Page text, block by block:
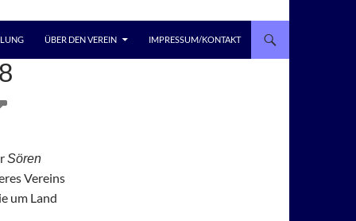
ÜBER DEN VEREIN IMPRESSUM/KONTAKT
Sören
Vereins
um Land